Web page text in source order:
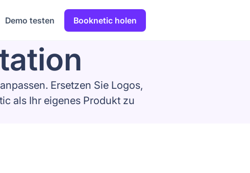
Demo testen Booknetic holen
Ersetzen Sie Logos,
als Ihr eigenes Produkt zu